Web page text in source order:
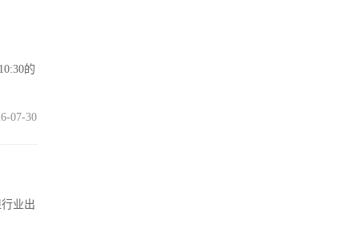
的
07-30
业出